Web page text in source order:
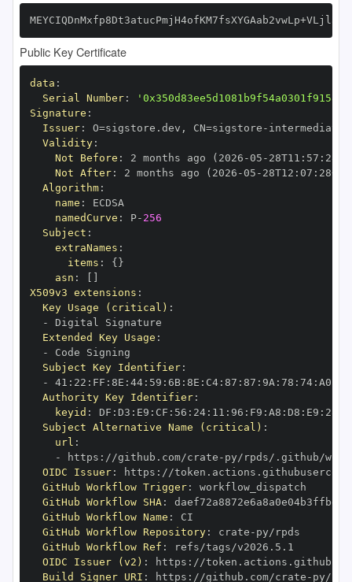
Public Key Certificate
data :
Serial Number:
Signature :
Issuer: O=sigstore.dev , CN=sigstore -
Validity:
Not Before : 2 months ago (2026 -05 - 28T11 : 57 :
Not After: 2 months ago (2026 -05 - 28T12 : 07 : 28+00
Algorithm:
name :
namedCurve : P- 256
Subject :
extraNames :
items : { }
asn :
X509v3 extensions :
Key Usage (critical) :
-
Extended Key Usage :
-
Subject Key Identifier:
-
41 : 22 : FF : 8E : 44: 59 : 6B: 8E : C4: 87 : 87 : 9A : 78 : 74: A0
Authority Key Identifier:
keyid : DF : D3 : E9 : CF : 56 : 24: 11 : 96 : F9 : A8 : D8 : E9 : 28
Subject Alternative Name (critical) :
url :
-
https : //github.com/crate -
OIDC Issuer: https :
GitHub Workflow Trigger:
GitHub Workflow SHA:
GitHub Workflow Name :
GitHub Workflow Repository: crate -
GitHub Workflow Ref :
OIDC Issuer (v2) : https :
Build Signer URI : https : //github.com/crate -